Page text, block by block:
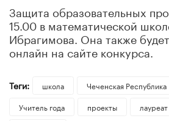
Защита образовательных
15.00 в математической
Ибрагимова. Она также
онлайн на сайте конкурса.
Теги: школа Чеченская Республика
Учитель года
проекты лауреат